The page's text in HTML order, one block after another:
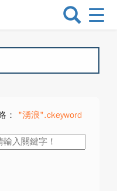
選
換
：
"湧浪".ckeyword